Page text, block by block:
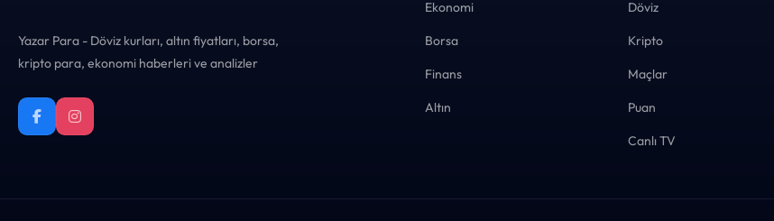
Yazar Para - Döviz kurları, altın fiyatları, borsa,
kripto para, ekonomi haberleri ve analizler
Ekonomi
Borsa
Finans
Altın
Döviz
Kripto
Maçlar
Puan
Canlı TV